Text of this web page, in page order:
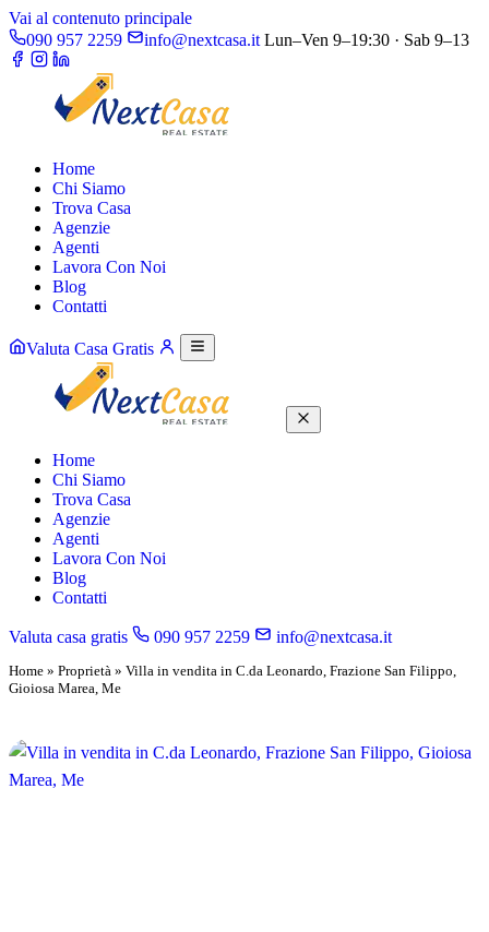
Vai al contenuto principale
090 957 2259
info@nextcasa.it Lun–Ven 9–19:30 · Sab 9–13
Home
Chi Siamo
Trova Casa
Agenzie
Agenti
Lavora Con Noi
Blog
Contatti
Valuta Casa Gratis
Home
Chi Siamo
Trova Casa
Agenzie
Agenti
Lavora Con Noi
Blog
Contatti
Valuta casa gratis 090 957 2259 info@nextcasa.it
Home » Proprietà » Villa in vendita in C.da Leonardo, Frazione San Filippo,
Gioiosa Marea, Me